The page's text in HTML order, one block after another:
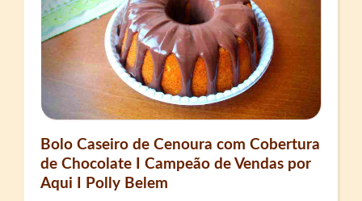
Bolo Caseiro de Cenoura com Cobertura
de Chocolate I Campeão de Vendas por
Aqui I Polly Belem